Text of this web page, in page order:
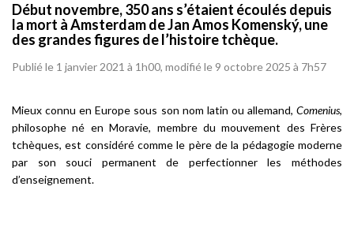
Début novembre, 350 ans s’étaient écoulés depuis
la mort à Amsterdam de Jan Amos Komenský, une
des grandes figures de l’histoire tchèque.
Publié le 1 janvier 2021 à 1h00, modifié le 9 octobre 2025 à 7h57
Mieux connu en Europe sous son nom latin ou allemand, Comenius,
philosophe né en Moravie, membre du mouvement des Frères
tchèques, est considéré comme le père de la pédagogie moderne
par son souci permanent de perfectionner les méthodes
d’enseignement.